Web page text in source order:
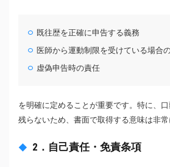
既往歴を正確に申告する義務
医師から運動制限を受けている場合
虚偽申告時の責任
を明確に定めることが重要です。特に、
残らないため、書面で取得する意味は非常
2．自己責任・免責条項